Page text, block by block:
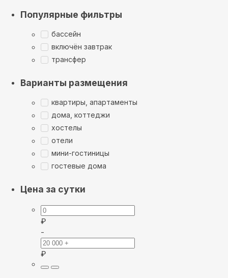
Популярные фильтры
бассейн
включён завтрак
трансфер
Варианты размещения
квартиры, апартаменты
дома, коттеджи
хостелы
отели
мини-гостиницы
гостевые дома
Цена за сутки
₽
-
₽